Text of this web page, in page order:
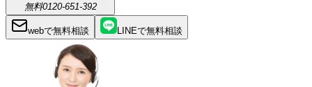
無料0120-651-392
webで無料相談 LINEで無料相談